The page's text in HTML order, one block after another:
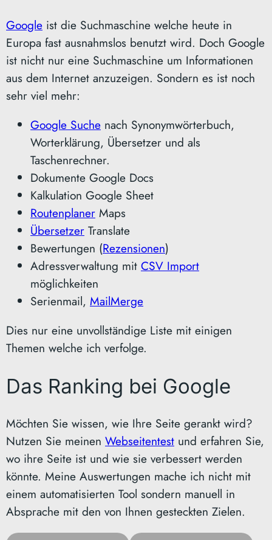
Google ist die Suchmaschine welche heute in
Europa fast ausnahmslos benutzt wird. Doch Google
ist nicht nur eine Suchmaschine um Informationen
aus dem Internet anzuzeigen. Sondern es ist noch
sehr viel mehr:
Google Suche nach Synonymwörterbuch,
Worterklärung, Übersetzer und als
Taschenrechner.
Dokumente Google Docs
Kalkulation Google Sheet
Routenplaner Maps
Übersetzer Translate
Bewertungen (Rezensionen)
Adressverwaltung mit CSV Import
möglichkeiten
Serienmail, MailMerge
Dies nur eine unvollständige Liste mit einigen
Themen welche ich verfolge.
Das Ranking bei Google
Möchten Sie wissen, wie Ihre Seite gerankt wird?
Nutzen Sie meinen Webseitentest und erfahren Sie,
wo ihre Seite ist und wie sie verbessert werden
könnte. Meine Auswertungen mache ich nicht mit
einem automatisierten Tool sondern manuell in
Absprache mit den von Ihnen gesteckten Zielen.